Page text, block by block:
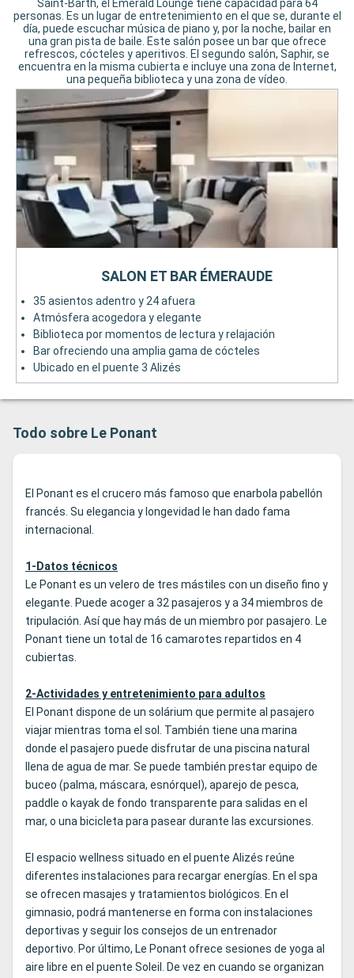
Saint-Barth, el Emerald Lounge tiene capacidad para 64
personas. Es un lugar de entretenimiento en el que se, durante el
día, puede escuchar música de piano y, por la noche, bailar en
una gran pista de baile. Este salón posee un bar que ofrece
refrescos, cócteles y aperitivos. El segundo salón, Saphir, se
encuentra en la misma cubierta e incluye una zona de Internet,
una pequeña biblioteca y una zona de vídeo.
35 asientos adentro y 24 afuera
Atmósfera acogedora y elegante
Biblioteca por momentos de lectura y relajación
Bar ofreciendo una amplia gama de cócteles
Ubicado en el puente 3 Alizés
SALON ET BAR ÉMERAUDE
Todo sobre Le Ponant
El Ponant es el crucero más famoso que enarbola pabellón
francés. Su elegancia y longevidad le han dado fama
internacional.
1-Datos técnicos
Le Ponant es un velero de tres mástiles con un diseño fino y
elegante. Puede acoger a 32 pasajeros y a 34 miembros de
tripulación. Así que hay más de un miembro por pasajero. Le
Ponant tiene un total de 16 camarotes repartidos en 4
cubiertas.
2-Actividades y entretenimiento para adultos
El Ponant dispone de un solárium que permite al pasajero
viajar mientras toma el sol. También tiene una marina
donde el pasajero puede disfrutar de una piscina natural
llena de agua de mar. Se puede también prestar equipo de
buceo (palma, máscara, esnórquel), aparejo de pesca,
paddle o kayak de fondo transparente para salidas en el
mar, o una bicicleta para pasear durante las excursiones.
El espacio wellness situado en el puente Alizés reúne
diferentes instalaciones para recargar energías. En el spa
se ofrecen masajes y tratamientos biológicos. En el
gimnasio, podrá mantenerse en forma con instalaciones
deportivas y seguir los consejos de un entrenador
deportivo. Por último, Le Ponant ofrece sesiones de yoga al
aire libre en el puente Soleil. De vez en cuando se organizan